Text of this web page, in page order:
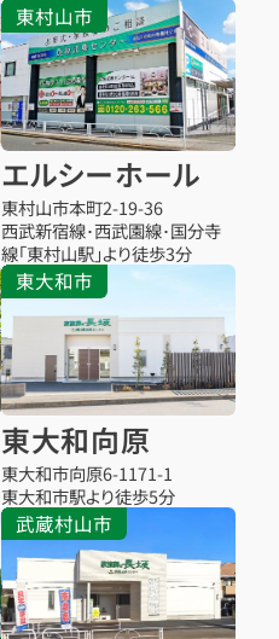
東村山市
エルシーホール
東村山市本町2-19-36
西武新宿線･西武園線･国分寺
線「東村山駅」より徒歩3分
東大和市
東大和向原
東大和市向原6-1171-1
東大和市駅より徒歩5分
武蔵村山市